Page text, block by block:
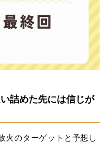
詰めた先には信じが
火のターゲットと予想し